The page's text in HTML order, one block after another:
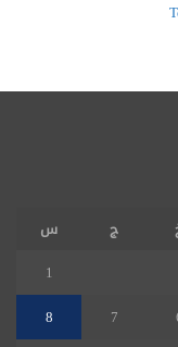
ج
س
1
7
8